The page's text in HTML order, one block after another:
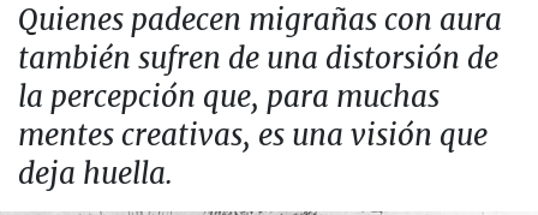
Quienes padecen migrañas con aura
también sufren de una distorsión de
la percepción que, para muchas
mentes creativas, es una visión que
deja huella.